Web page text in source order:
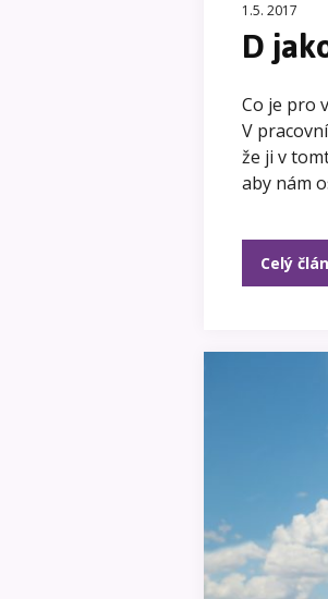
1.5. 2017
D
Co je pro
V
že ji v
aby nám
Celý